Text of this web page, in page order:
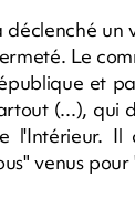
un
Le
et
(...),
l'Intérieur.
venus